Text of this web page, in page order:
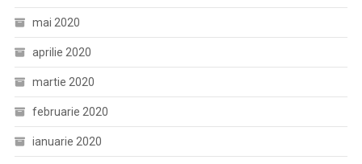
mai 2020
aprilie 2020
martie 2020
februarie 2020
ianuarie 2020